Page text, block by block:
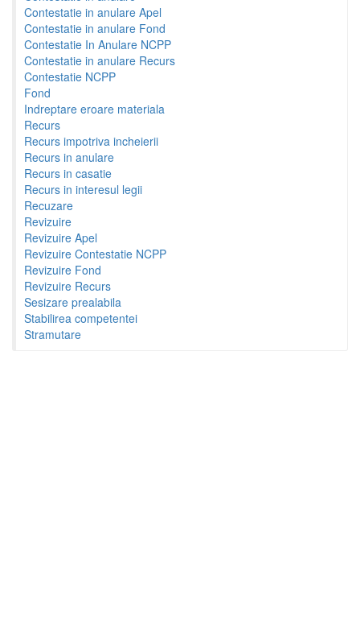
Contestatie in anulare Apel
Contestatie in anulare Fond
Contestatie In Anulare NCPP
Contestatie in anulare Recurs
Contestatie NCPP
Fond
Indreptare eroare materiala
Recurs
Recurs impotriva incheierii
Recurs in anulare
Recurs in casatie
Recurs in interesul legii
Recuzare
Revizuire
Revizuire Apel
Revizuire Contestatie NCPP
Revizuire Fond
Revizuire Recurs
Sesizare prealabila
Stabilirea competentei
Stramutare